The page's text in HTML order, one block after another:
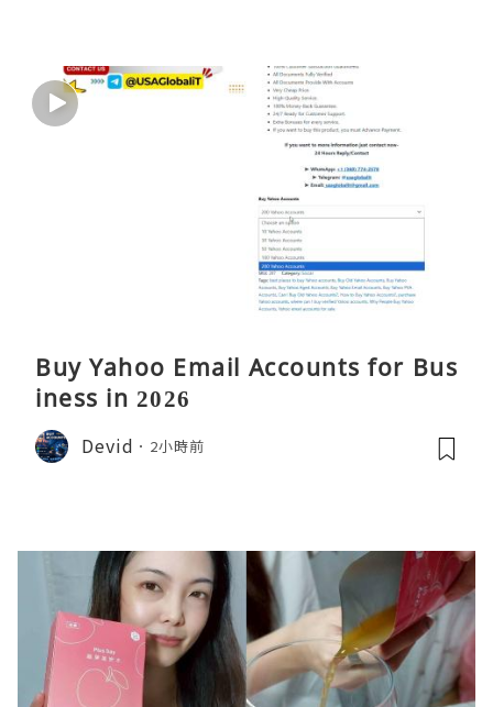
Buy Yahoo Email Accounts for Bus
iness in 2026
Devid 2小時前